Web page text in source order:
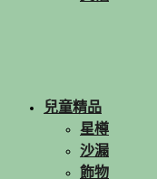
兒童精品
星樽
沙漏
飾物